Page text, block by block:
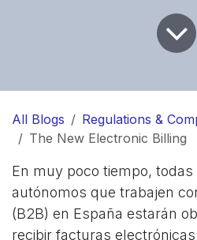
All Blogs
Regulations &
The New Electronic Billing
En muy poco tiempo,
autónomos que trabajen
(B2B) en España estarán
recibir facturas